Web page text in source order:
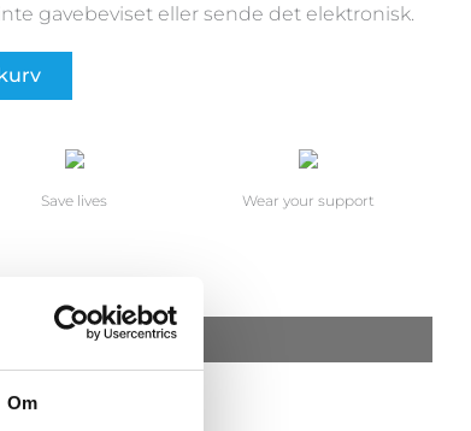
Om
gavebeviset eller sende det elektronisk.
Save lives Wear your support